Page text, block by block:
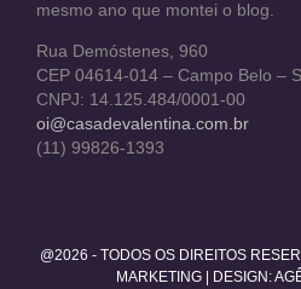
mesmo ano que montei o blog.
Rua Demóstenes, 960
CEP 04614-014 – Campo Belo –
CNPJ: 14.125.484/0001-00
oi@casadevalentina.com.br
(11) 99826-1393
@2026 - TODOS OS DIREITOS
MARKETING| DESIGN: